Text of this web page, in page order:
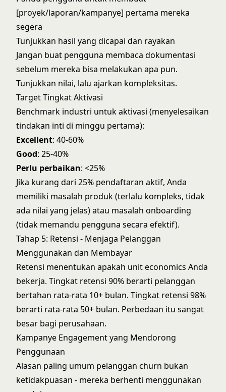
[proyek/laporan/kampanye] pertama mereka
segera
Tunjukkan hasil yang dicapai dan rayakan
Jangan buat pengguna membaca dokumentasi
sebelum mereka bisa melakukan apa pun.
Tunjukkan nilai, lalu ajarkan kompleksitas.
Target Tingkat Aktivasi
Benchmark industri untuk aktivasi (menyelesaikan
tindakan inti di minggu pertama):
Excellent: 40-60%
Good: 25-40%
Perlu perbaikan: <25%
Jika kurang dari 25% pendaftaran aktif, Anda
memiliki masalah produk (terlalu kompleks, tidak
ada nilai yang jelas) atau masalah onboarding
(tidak memandu pengguna secara efektif).
Tahap 5: Retensi - Menjaga Pelanggan
Menggunakan dan Membayar
Retensi menentukan apakah unit economics Anda
bekerja. Tingkat retensi 90% berarti pelanggan
bertahan rata-rata 10+ bulan. Tingkat retensi 98%
berarti rata-rata 50+ bulan. Perbedaan itu sangat
besar bagi perusahaan.
Kampanye Engagement yang Mendorong
Penggunaan
Alasan paling umum pelanggan churn bukan
ketidakpuasan - mereka berhenti menggunakan